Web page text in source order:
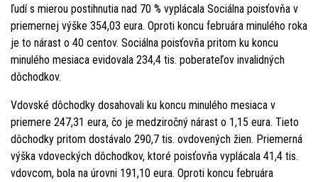
ľudí s mierou postihnutia nad 70 % vyplácala Sociálna poisťovňa v
priemernej výške 354,03 eura. Oproti koncu februára minulého roka
je to nárast o 40 centov. Sociálna poisťovňa pritom ku koncu
minulého mesiaca evidovala 234,4 tis. poberateľov invalidných
dôchodkov.
Vdovské dôchodky dosahovali ku koncu minulého mesiaca v
priemere 247,31 eura, čo je medziročný nárast o 1,15 eura. Tieto
dôchodky pritom dostávalo 290,7 tis. ovdovených žien. Priemerná
výška vdoveckých dôchodkov, ktoré poisťovňa vyplácala 41,4 tis.
vdovcom, bola na úrovni 191,10 eura. Oproti koncu februára